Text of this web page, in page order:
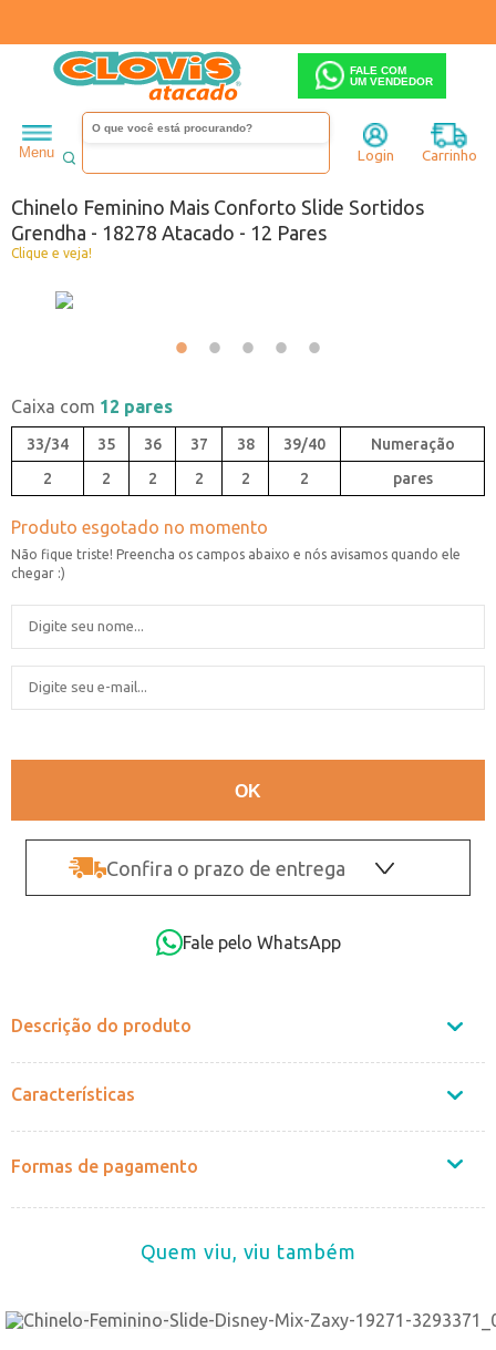
FALE COM
UM VENDEDOR
Menu Login Carrinho
Feminino Chinelo
Chinelo Feminino Mais Conforto Slide Sortidos
Grendha - 18278 Atacado - 12 Pares
Clique e veja!
Caixa com 12 pares
33/34 35 36 37 38
39/40
2
2 2 2 2 2 pares
Confira o prazo de entrega
Fale pelo WhatsApp
Descrição do produto
Características
Formas de pagamento
Quem viu, viu também